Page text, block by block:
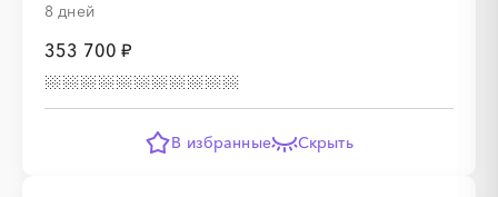
8 дней
353 700 ₽
В избранные Скрыть